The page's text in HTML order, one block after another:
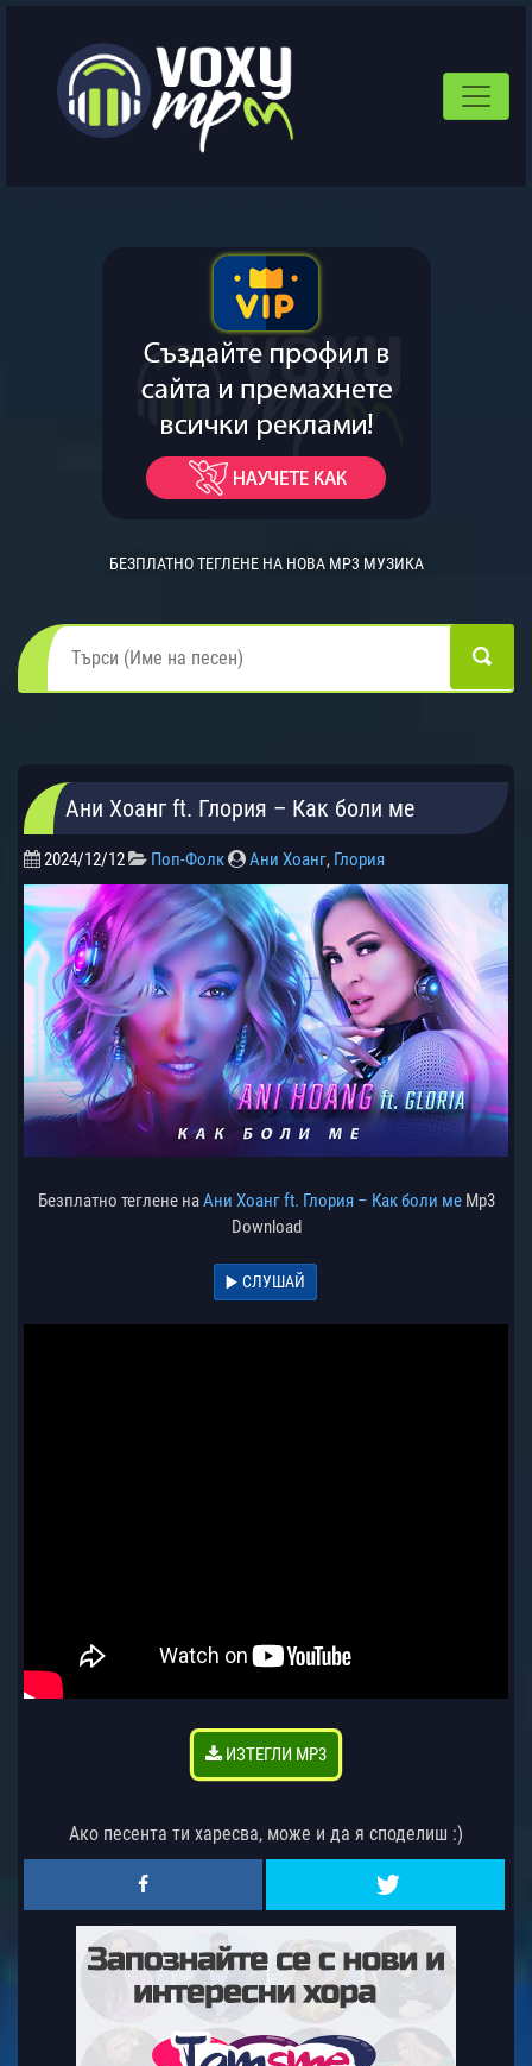
БЕЗПЛАТНО ТЕГЛЕНЕ НА НОВА MP3 МУЗИКА
Ани Хоанг ft. Глория – Как боли ме
2024/12/12 Поп-Фолк Ани Хоанг, Глория
Безплатно теглене наАни Хоанг ft. Глория – Как боли меMp3
Download
СЛУШАЙ
ИЗТЕГЛИ MP3
Ако песента ти харесва, може и да я споделиш :)